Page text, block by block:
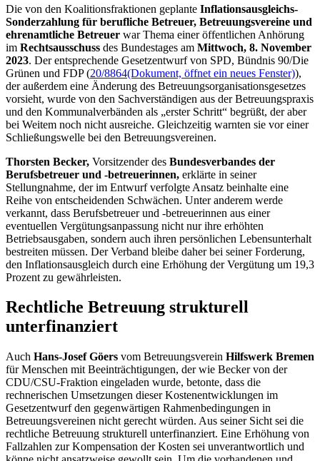
Die von den Koalitionsfraktionen geplante Inflationsausgleichs-
Sonderzahlung für berufliche Betreuer, Betreuungsvereine und
ehrenamtliche Betreuer war Thema einer öffentlichen Anhörung
im Rechtsausschuss des Bundestages am Mittwoch, 8. November
2023. Der entsprechende Gesetzentwurf von SPD, Bündnis 90/Die
Grünen und FDP (20/8864(Dokument, öffnet ein neues Fenster)),
der außerdem eine Änderung des Betreuungsorganisationsgesetzes
vorsieht, wurde von den Sachverständigen aus der Betreuungspraxis
und den Kommunalverbänden als „erster Schritt“ begrüßt, der aber
bei Weitem noch nicht ausreiche. Gleichzeitig warnten sie vor einer
Schließungswelle bei den Betreuungsvereinen.
Thorsten Becker, Vorsitzender des Bundesverbandes der
Berufsbetreuer und -betreuerinnen, erklärte in seiner
Stellungnahme, der im Entwurf verfolgte Ansatz beinhalte eine
Reihe von entscheidenden Schwächen. Unter anderem werde
verkannt, dass Berufsbetreuer und -betreuerinnen aus einer
eventuellen Vergütungsanpassung nicht nur ihre erhöhten
Betriebsausgaben, sondern auch ihren persönlichen Lebensunterhalt
bestreiten müssen. Der Verband bleibe daher bei seiner Forderung,
den Inflationsausgleich durch eine Erhöhung der Vergütung um 19,3
Prozent zu gewährleisten.
Rechtliche Betreuung strukturell
unterfinanziert
Auch Hans-Josef Göers vom Betreuungsverein Hilfswerk Bremen
für Menschen mit Beeinträchtigungen, der wie Becker von der
CDU/CSU-Fraktion eingeladen wurde, betonte, dass die
rechnerischen Umsetzungen dieser Kostenentwicklungen im
Gesetzentwurf den gegenwärtigen Rahmenbedingungen in
Betreuungsvereinen nicht gerecht würden. Aus seiner Sicht sei die
rechtliche Betreuung strukturell unterfinanziert. Eine Erhöhung von
Fallzahlen zur Kompensation der Kosten sei unverantwortlich und